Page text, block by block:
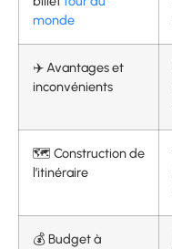
monde
✈️ Avantages et
inconvénients
🗺️ Construction de
l’itinéraire
💰 Budget à